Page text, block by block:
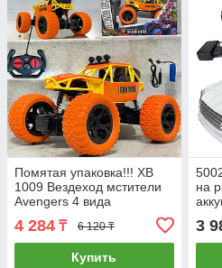
Помятая упаковка!!! XB
1009 Вездеход мстители
Avengers 4 вида
4 284 ₸ 6 120 ₸
Купить
на
3